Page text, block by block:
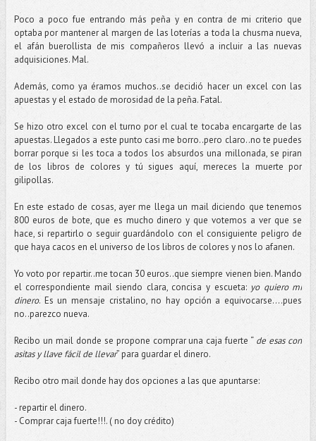
Poco a poco fue entrando más peña y en contra de mi criterio que
optaba por mantener al margen de las loterías a toda la chusma nueva,
el afán buerollista de mis compañeros llevó a incluir a las nuevas
adquisiciones. Mal.
Además, como ya éramos muchos..se decidió hacer un excel con las
apuestas y el estado de morosidad de la peña. Fatal.
Se hizo otro excel con el turno por el cual te tocaba encargarte de las
apuestas. Llegados a este punto casi me borro..pero claro..no te puedes
borrar porque si les toca a todos los absurdos una millonada, se piran
de los libros de colores y tú sigues aquí, mereces la muerte por
gilipollas.
En este estado de cosas, ayer me llega un mail diciendo que tenemos
800 euros de bote, que es mucho dinero y que votemos a ver que se
hace, si repartirlo o seguir guardándolo con el consiguiente peligro de
que haya cacos en el universo de los libros de colores y nos lo afanen.
Yo voto por repartir..me tocan 30 euros..que siempre vienen bien. Mando
el correspondiente mail siendo clara, concisa y escueta: yo quiero mi
dinero. Es un mensaje cristalino, no hay opción a equivocarse….pues
no..parezco nueva.
Recibo un mail donde se propone comprar una caja fuerte “ de esas con
asitas y llave fácil de llevar” para guardar el dinero.
Recibo otro mail donde hay dos opciones a las que apuntarse:
- repartir el dinero.
- Comprar caja fuerte!!!. ( no doy crédito)